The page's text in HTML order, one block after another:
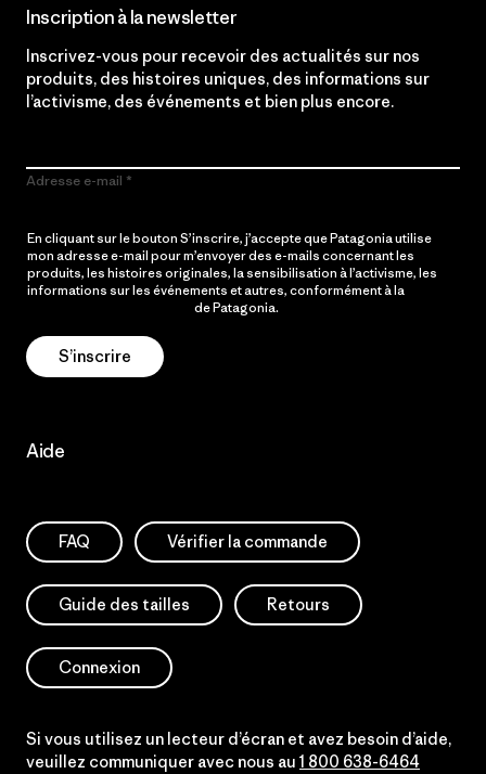
Inscription à la newsletter
Inscrivez-vous pour recevoir des actualités sur nos
produits, des histoires uniques, des informations sur
l’activisme, des événements et bien plus encore.
Adresse e-mail
En cliquant sur le bouton S’inscrire, j’accepte que Patagonia utilise
mon adresse e-mail pour m’envoyer des e-mails concernant les
produits, les histoires originales, la sensibilisation à l’activisme, les
informations sur les événements et autres, conformément à la
de Patagonia.
S’inscrire
Aide
FAQ Vérifier la commande
Guide des tailles Retours
Connexion
Si vous utilisez un lecteur d’écran et avez besoin d’aide,
veuillez communiquer avec nous au 1 800 638-6464